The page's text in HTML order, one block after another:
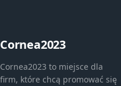
Cornea2023
Cornea2023 to miejsce dla
firm, które chcą promować się